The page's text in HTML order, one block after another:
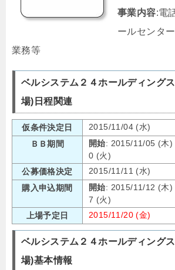
事業内容:電
ールセンタ
業務等
ベルシステム２４ホールディング
場)日程関連
仮条件決定日
2015/11/04 (水)
ＢＢ期間
開始: 2015/11/05 (木
0 (火)
公募価格決定
2015/11/11 (水)
購入申込期間
開始: 2015/11/12 (木
7 (火)
上場予定日
2015/11/20 (金)
ベルシステム２４ホールディング
場)基本情報